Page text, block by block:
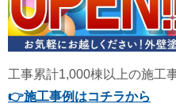
工事累計1,000棟以上の施工
👉施工事例はコチラから